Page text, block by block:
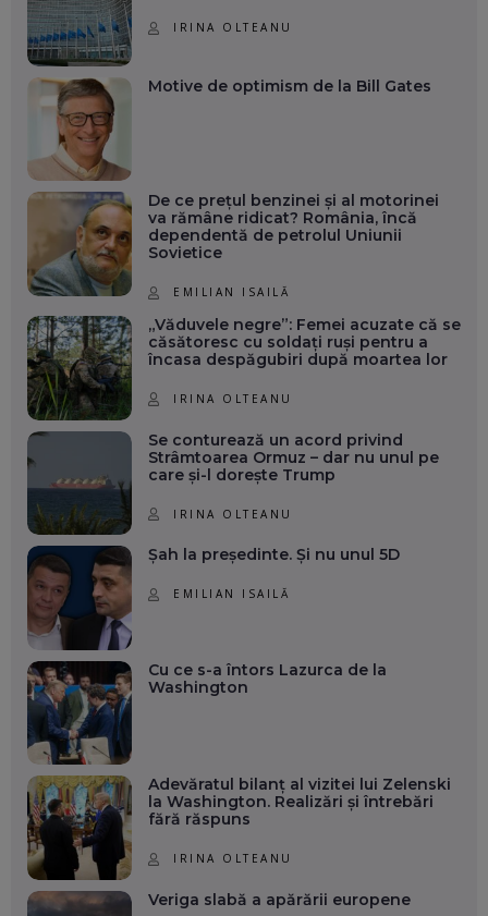
IRINA OLTEANU
Motive de optimism de la Bill Gates
De ce prețul benzinei și al motorinei
va rămâne ridicat? România, încă
dependentă de petrolul Uniunii
Sovietice
EMILIAN ISAILĂ
„Văduvele negre”: Femei acuzate că se
căsătoresc cu soldați ruși pentru a
încasa despăgubiri după moartea lor
IRINA OLTEANU
Se conturează un acord privind
Strâmtoarea Ormuz – dar nu unul pe
care și-l dorește Trump
IRINA OLTEANU
Șah la președinte. Și nu unul 5D
EMILIAN ISAILĂ
Cu ce s-a întors Lazurca de la
Washington
Adevăratul bilanț al vizitei lui Zelenski
la Washington. Realizări și întrebări
fără răspuns
IRINA OLTEANU
Veriga slabă a apărării europene